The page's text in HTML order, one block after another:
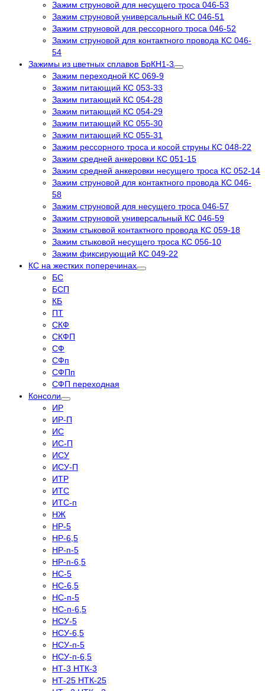
Зажим струновой для несущего троса 046-53
Зажим струновой универсальный КС 046-51
Зажим струновой для рессорного троса 046-52
Зажим струновой для контактного провода КС 046-
54
Зажимы из цветных сплавов БрКН1-3
Зажим переходной КС 069-9
Зажим питающий КС 053-33
Зажим питающий КС 054-28
Зажим питающий КС 054-29
Зажим питающий КС 055-30
Зажим питающий КС 055-31
Зажим рессорного троса и косой струны КС 048-22
Зажим средней анкеровки КС 051-15
Зажим средней анкеровки несущего троса КС 052-14
Зажим струновой для контактного провода КС 046-
58
Зажим струновой для несущего троса 046-57
Зажим струновой универсальный КС 046-59
Зажим стыковой контактного провода КС 059-18
Зажим стыковой несущего троса КС 056-10
Зажим фиксирующий КС 049-22
КС на жестких поперечинах
БС
БСП
КБ
ПТ
СКФ
СКФП
СФ
СФп
СФПп
СФП переходная
Консоли
ИР
ИР-П
ИС
ИС-П
ИСУ
ИСУ-П
ИТР
ИТС
ИТС-п
НЖ
НР-5
НР-6,5
НР-п-5
НР-п-6,5
НС-5
НС-6,5
НС-п-5
НС-п-6,5
НСУ-5
НСУ-6,5
НСУ-п-5
НСУ-п-6,5
НТ-3 НТК-3
НТ-25 НТК-25